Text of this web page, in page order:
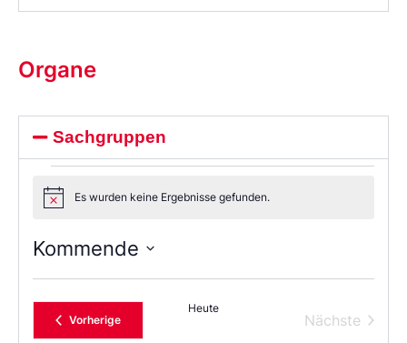
Organe
Sachgruppen
NoticeEs wurden keine Ergebnisse gefunden.
Kommende
Sie
das
Datum
aus.
VorherigeVeranstaltungen
Heute
Nächste